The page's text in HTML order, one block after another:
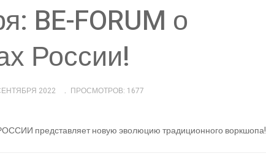
BE-FORUM о
России!
2022 ПРОСМОТРОВ: 1677
представляет новую эволюцию традиционного воркшопа!